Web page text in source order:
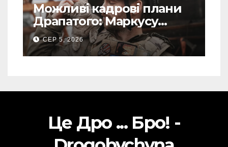
Можливі кадрові плани
Драпатого: Маркусу
пророкують важливу
посаду у ЗСУ
СЕР 5, 2026
Це Дро ... Бро! -